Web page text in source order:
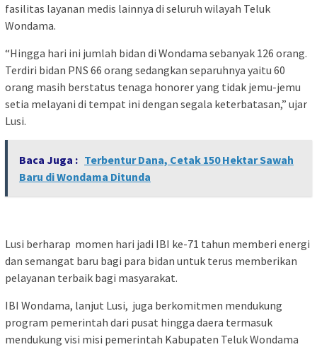
fasilitas layanan medis lainnya di seluruh wilayah Teluk
Wondama.
“Hingga hari ini jumlah bidan di Wondama sebanyak 126 orang.
Terdiri bidan PNS 66 orang sedangkan separuhnya yaitu 60
orang masih berstatus tenaga honorer yang tidak jemu-jemu
setia melayani di tempat ini dengan segala keterbatasan,” ujar
Lusi.
Baca Juga : Terbentur Dana, Cetak 150 Hektar Sawah
Baru di Wondama Ditunda
Lusi berharap momen hari jadi IBI ke-71 tahun memberi energi
dan semangat baru bagi para bidan untuk terus memberikan
pelayanan terbaik bagi masyarakat.
IBI Wondama, lanjut Lusi, juga berkomitmen mendukung
program pemerintah dari pusat hingga daera termasuk
mendukung visi misi pemerintah Kabupaten Teluk Wondama